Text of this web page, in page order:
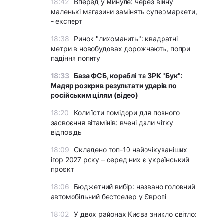
18:42
Вперед у минуле: через війну
маленькі магазини замінять супермаркети,
- експерт
18:38
Ринок "лихоманить": квадратні
метри в новобудовах дорожчають, попри
падіння попиту
18:33 База ФСБ, кораблі та ЗРК "Бук":
Мадяр розкрив результати ударів по
російським цілям (відео)
18:20
Коли їсти помідори для повного
засвоєння вітамінів: вчені дали чітку
відповідь
18:09
Складено топ-10 найочікуваніших
ігор 2027 року – серед них є український
проєкт
18:06
Бюджетний вибір: названо головний
автомобільний бестселер у Європі
18:02 У двох районах Києва зникло світло: